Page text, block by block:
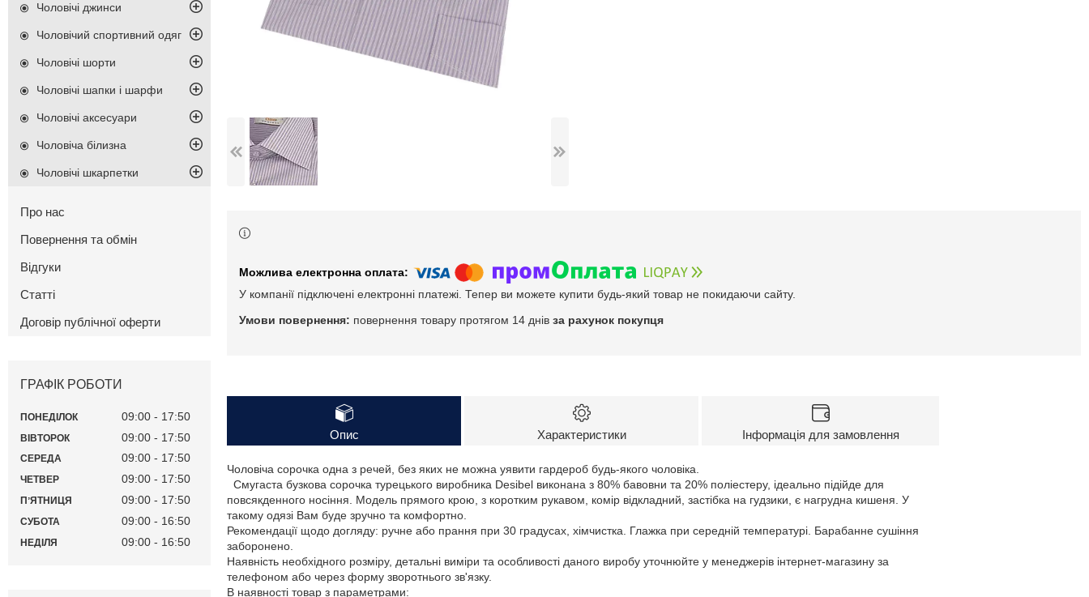
У компанії підключені електронні платежі. Тепер ви можете купити будь-який товар не покидаючи сайту.
повернення товару протягом 14 днів за рахунок покупця
Опис Характеристики Інформація для замовлення
Чоловіча сорочка одна з речей, без яких не можна уявити гардероб будь-якого чоловіка.
Смугаста бузкова сорочка турецького виробника Desibel виконана з 80% бавовни та 20% поліестеру, ідеально підійде для
повсякденного носіння. Модель прямого крою, з коротким рукавом, комір відкладний, застібка на гудзики, є нагрудна кишеня. У
такому одязі Вам буде зручно та комфортно.
Рекомендації щодо догляду: ручне або прання при 30 градусах, хімчистка. Глажка при середній температурі. Барабанне сушіння
заборонено.
Наявність необхідного розміру, детальні виміри та особливості даного виробу уточнюйте у менеджерів інтернет-магазину за
телефоном або через форму зворотнього зв'язку.
В наявності товар з параметрами:
Чоловічі джинси
Чоловічий спортивний одяг
Чоловічі шорти
Чоловічі шапки і шарфи
Чоловічі аксесуари
Чоловіча білизна
Чоловічі шкарпетки
Про нас
Повернення та обмін
Відгуки
Статті
Договір публічної оферти
ГРАФІК РОБОТИ
ПОНЕДІЛОК 09:00 17:50
ВІВТОРОК 09:00 17:50
СЕРЕДА 09:00 17:50
ЧЕТВЕР 09:00 17:50
ПʼЯТНИЦЯ 09:00 17:50
СУБОТА 09:00 16:50
НЕДІЛЯ 09:00 16:50